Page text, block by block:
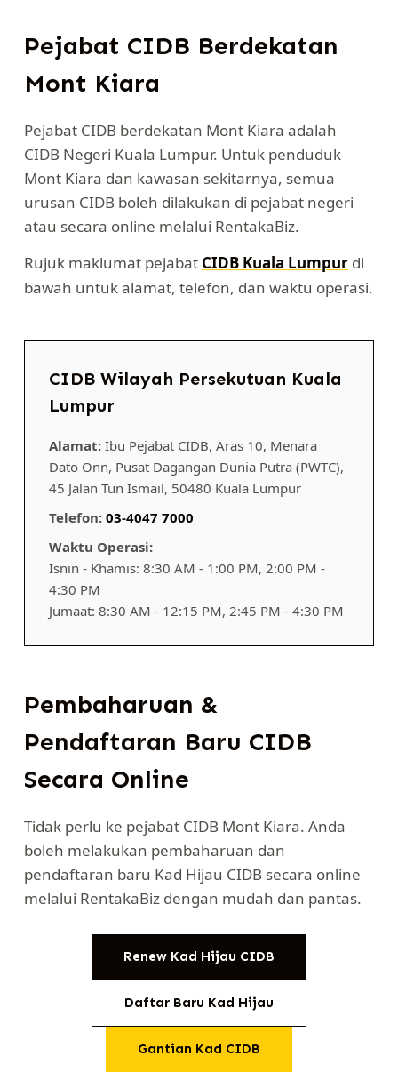
Pejabat CIDB Berdekatan
Mont Kiara
Pejabat CIDB berdekatan Mont Kiara adalah
CIDB Negeri Kuala Lumpur. Untuk penduduk
Mont Kiara dan kawasan sekitarnya, semua
urusan CIDB boleh dilakukan di pejabat negeri
atau secara online melalui RentakaBiz.
Rujuk maklumat pejabat CIDB Kuala Lumpurdi
bawah untuk alamat, telefon, dan waktu operasi.
CIDB Wilayah Persekutuan Kuala
Lumpur
Alamat:Ibu Pejabat CIDB, Aras 10, Menara
Dato Onn, Pusat Dagangan Dunia Putra (PWTC),
45 Jalan Tun Ismail, 50480 Kuala Lumpur
Telefon: 03-4047 7000
Waktu Operasi:
Isnin - Khamis: 8:30 AM - 1:00 PM, 2:00 PM -
4:30 PM
Jumaat: 8:30 AM - 12:15 PM, 2:45 PM - 4:30 PM
Pembaharuan &
Pendaftaran Baru CIDB
Secara Online
Tidak perlu ke pejabat CIDB Mont Kiara. Anda
boleh melakukan pembaharuan dan
pendaftaran baru Kad Hijau CIDB secara online
melalui RentakaBiz dengan mudah dan pantas.
Renew Kad Hijau CIDB
Daftar Baru Kad Hijau
Gantian Kad CIDB